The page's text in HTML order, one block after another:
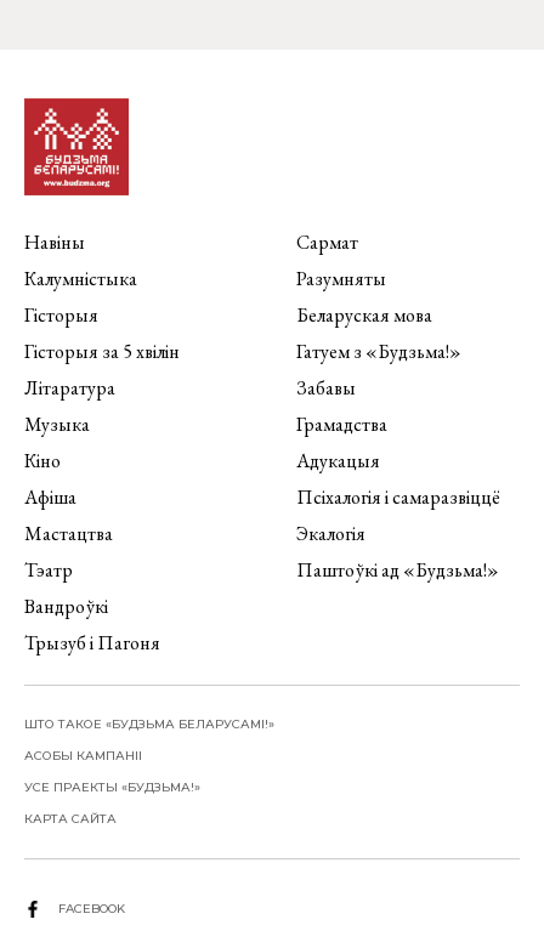
Навіны
Калумністыка
Гісторыя
Гісторыя за 5 хвілін
Літаратура
Музыка
Кіно
Афіша
Мастацтва
Тэатр
Вандроўкі
Трызуб і Пагоня
Сармат
Разумняты
Беларуская мова
Гатуем з «Будзьма!»
Забавы
Грамадства
Адукацыя
Псіхалогія і самаразвіццё
Экалогія
Паштоўкі ад «Будзьма!»
ШТО ТАКОЕ «БУДЗЬМА БЕЛАРУСАМІ!»
АСОБЫ КАМПАНІІ
УСЕ ПРАЕКТЫ «БУДЗЬМА!»
КАРТА САЙТА
FACEBOOK